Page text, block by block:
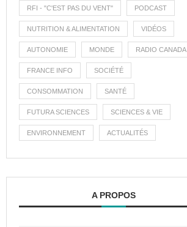
RFI - "C'EST PAS DU VENT" PODCAST
NUTRITION & ALIMENTATION VIDÉOS
AUTONOMIE MONDE RADIO CANADA
FRANCE INFO SOCIÉTÉ
CONSOMMATION SANTÉ
FUTURA SCIENCES SCIENCES & VIE
ENVIRONNEMENT ACTUALITÉS
A PROPOS